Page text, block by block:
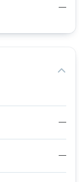
—
—
—